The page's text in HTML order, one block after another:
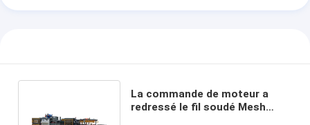
La commande de moteur a
redressé le fil soudé Mesh